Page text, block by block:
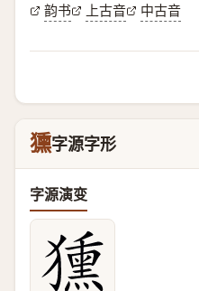
韵书 上古音 中古音
獯字源字形
字源演变